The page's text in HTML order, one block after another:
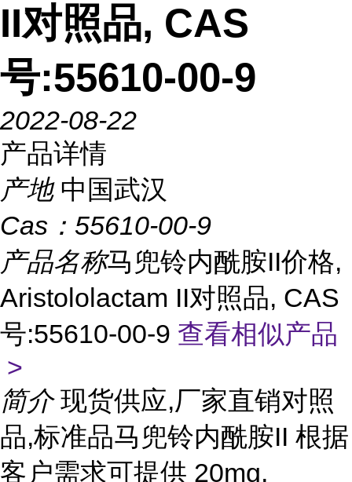
II对照品, CAS
号:55610-00-9
2022-08-22
产品详情
产地 中国武汉
Cas： 55610-00-9
产品名称马兜铃内酰胺II价格,
Aristololactam II对照品, CAS
号:55610-00-9 查看相似产品
>
简介 现货供应,厂家直销对照
品,标准品马兜铃内酰胺II 根据
客户需求可提供 20mg,